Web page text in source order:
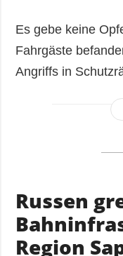
Es gebe keine
Fahrgäste
Angriffs in
Russen
Region